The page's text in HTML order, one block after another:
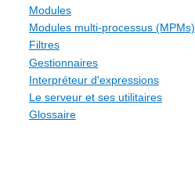
Modules
Modules multi-processus (MPMs)
Filtres
Gestionnaires
Interpréteur d'expressions
Le serveur et ses utilitaires
Glossaire